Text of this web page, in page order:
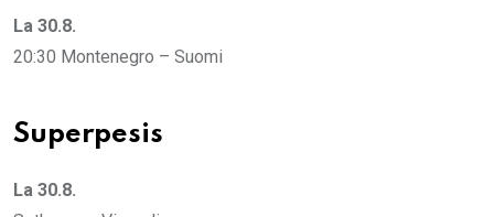
La 30.8.
20:30 Montenegro – Suomi
Superpesis
La 30.8.